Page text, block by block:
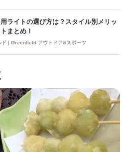
ライトの選び方は？スタイル別メリッ
まとめ！
ド | Greenfield アウトドア&スポーツ